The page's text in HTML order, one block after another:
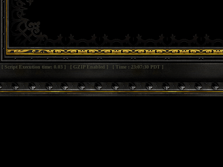
[ Script Execution time: 0.03 ] [ GZIP Enabled ] [ Time : 23:07:30 PDT ]